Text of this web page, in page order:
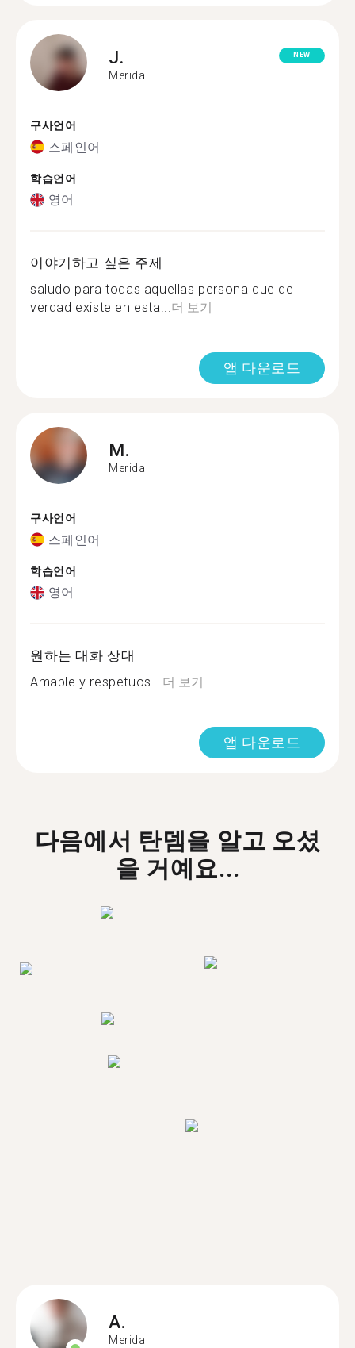
J.
Merida
NEW
구사언어
스페인어
학습언어
영어
이야기하고 싶은 주제
saludo para todas aquellas persona que de
verdad existe en esta...더 보기
앱 다운로드
M.
Merida
구사언어
스페인어
학습언어
영어
원하는 대화 상대
Amable y respetuos...더 보기
앱 다운로드
다음에서 탄뎀을 알고 오셨
을 거예요...
A.
Merida